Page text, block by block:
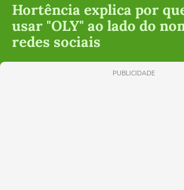
Hortência explica por
usar "OLY" ao lado do
redes sociais
PUBLICIDADE